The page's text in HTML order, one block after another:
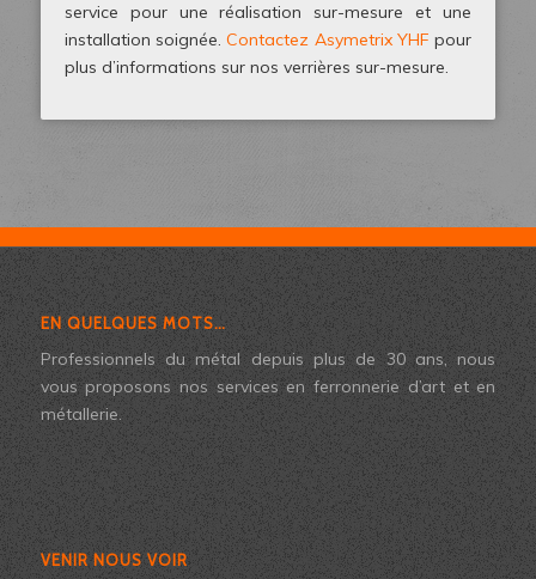
service pour une réalisation sur-mesure et une
installation soignée.Contactez Asymetrix YHF pour
plus d’informations sur nos verrières sur-mesure.
EN QUELQUES MOTS…
Professionnels du métal depuis plus de 30 ans, nous
vous proposons nos services en ferronnerie d’art et en
métallerie.
VENIR NOUS VOIR